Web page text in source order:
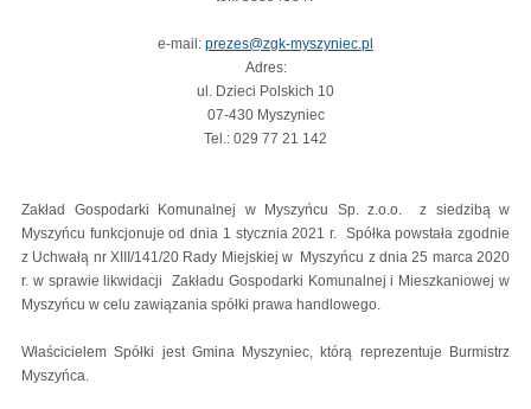
e-mail: prezes@zgk-myszyniec.pl
Adres:
ul. Dzieci Polskich 10
07-430 Myszyniec
Tel.: 029 77 21 142
Zakład Gospodarki Komunalnej w Myszyńcu Sp. z.o.o. z siedzibą w
Myszyńcu funkcjonuje od dnia 1 stycznia 2021 r. Spółka powstała zgodnie
z Uchwałą nr XIII/141/20 Rady Miejskiej w Myszyńcu z dnia 25 marca 2020
r. w sprawie likwidacji Zakładu Gospodarki Komunalnej i Mieszkaniowej w
Myszyńcu w celu zawiązania spółki prawa handlowego.
Właścicielem Spółki jest Gmina Myszyniec, którą reprezentuje Burmistrz
Myszyńca.